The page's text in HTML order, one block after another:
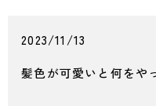
2023/11/13
髪色が可愛いと何をや